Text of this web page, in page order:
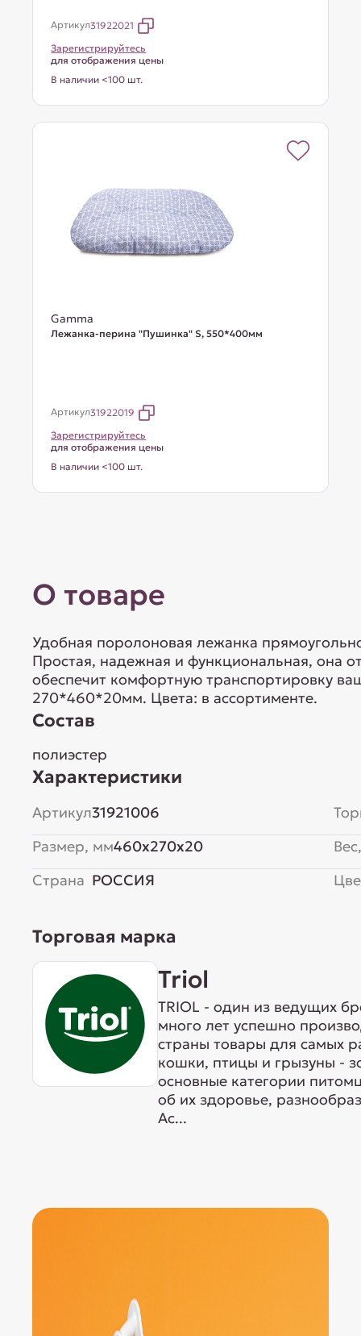
Артикул31922021
Зарегистрируйтесь
для отображения цены
В наличии <100 шт.
Gamma
Лежанка-перина "Пушинка" S, 550*400мм
Артикул31922019
Зарегистрируйтесь
для отображения цены
В наличии <100 шт.
О товаре
Удобная поролоновая лежанка
Простая, надежная и функциональная, она
обеспечит комфортную транспортировку
270*460*20мм. Цвета: в ассортименте.
Состав
полиэстер
Характеристики
Артикул31921006
Размер, мм460x270x20
Страна РОССИЯ
Торговая марка
Triol
TRIOL - один из ведущих
много лет успешно
страны товары для самых
кошки, птицы и грызуны -
основные категории
об их здоровье,
Ас...